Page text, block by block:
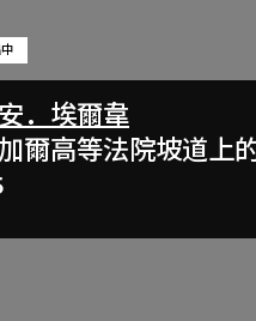
．埃爾韋
爾高等法院坡道上